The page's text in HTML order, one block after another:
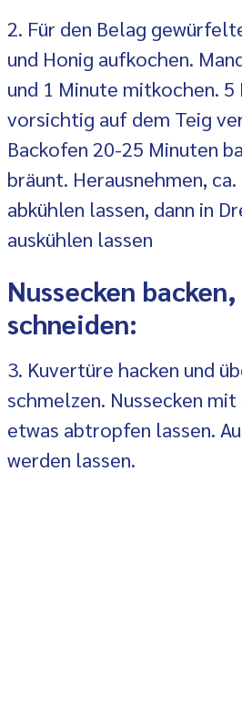
2. Für den Belag
und Honig aufkochen.
und 1 Minute mitkochen. 5
vorsichtig auf dem Teig
Backofen 20-25 Minuten
bräunt. Herausnehmen,
abkühlen lassen, dann in
auskühlen lassen
Nussecken
schneiden:
3. Kuvertüre hacken und
schmelzen. Nussecken
etwas abtropfen lassen.
werden lassen.